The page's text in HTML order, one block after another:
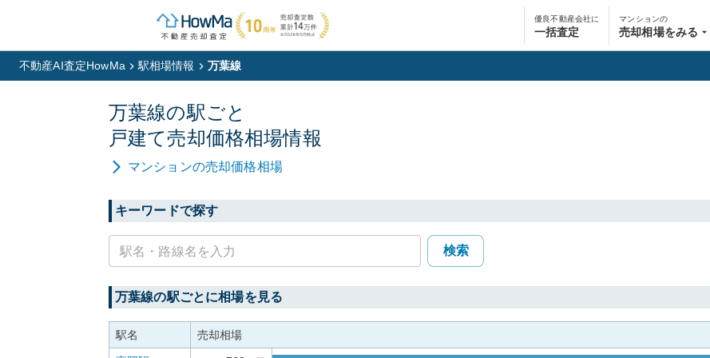
優良不動産会社に
一括査定
マンションの
売却相場をみる
不動産AI査定HowMa 駅相場情報 万葉線
万葉線の駅ごと
戸建て売却価格相場情報
マンションの売却価格相場
キーワードで探す
検索
万葉線の駅ごとに相場を見る
駅名 売却相場